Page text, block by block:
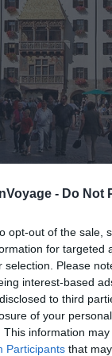
- Do Not
opt-out of the sale,
for targeted
selection. Please
interest-based
to third
of your
This information
Participants that
à la
Parée
constitué de
dans la